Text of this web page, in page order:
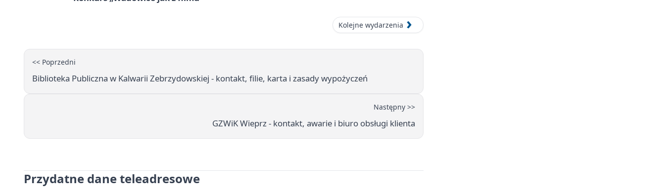
Kolejne wydarzenia
<< Poprzedni
Biblioteka Publiczna w Kalwarii Zebrzydowskiej - kontakt, filie, karta i zasady wypożyczeń
Następny >>
GZWiK Wieprz - kontakt, awarie i biuro obsługi klienta
Przydatne dane teleadresowe